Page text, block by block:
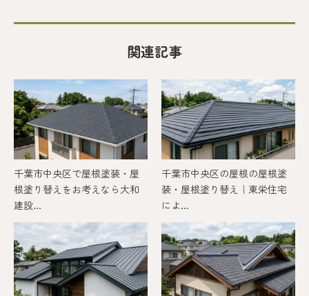
関連記事
千葉市中央区で屋根塗装・屋
根塗り替えをお考えなら大和
建設...
千葉市中央区の屋根の屋根塗
装・屋根塗り替え｜東栄住宅
によ...